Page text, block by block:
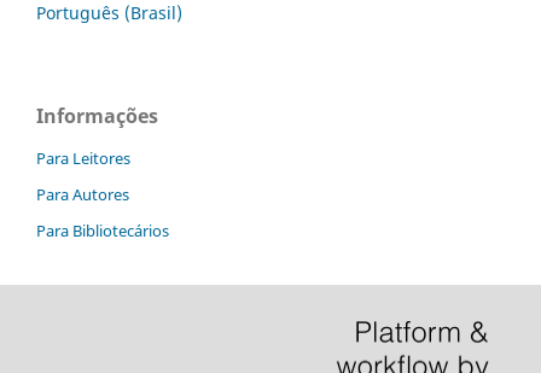
Português (Brasil)
Informações
Para Leitores
Para Autores
Para Bibliotecários